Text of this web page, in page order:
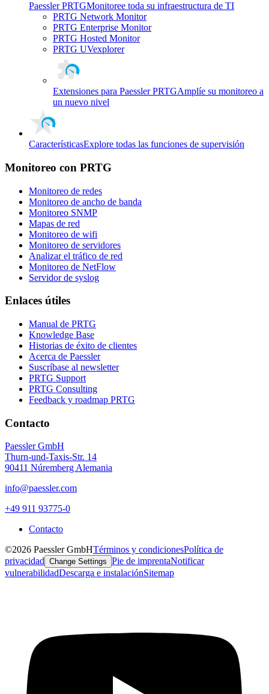
Paessler PRTGMonitoree toda su infraestructura de TI
PRTG Network Monitor
PRTG Enterprise Monitor
PRTG Hosted Monitor
PRTG UVexplorer
Extensiones para Paessler PRTGAmplíe su monitoreo a
un nuevo nivel
CaracterísticasExplore todas las funciones de supervisión
Monitoreo con PRTG
Monitoreo de redes
Monitoreo de ancho de banda
Monitoreo SNMP
Mapas de red
Monitoreo de wifi
Monitoreo de servidores
Analizar el tráfico de red
Monitoreo de NetFlow
Servidor de syslog
Enlaces útiles
Manual de PRTG
Knowledge Base
Historias de éxito de clientes
Acerca de Paessler
Suscríbase al newsletter
PRTG Support
PRTG Consulting
Feedback y roadmap PRTG
Contacto
Paessler GmbH
Thurn-und-Taxis-Str. 14
90411 Núremberg Alemania
info@paessler.com
+49 911 93775-0
Contacto
©2026 Paessler GmbHTérminos y condicionesPolítica de
privacidad Change Settings Pie de imprentaNotificar
vulnerabilidadDescarga e instalaciónSitemap